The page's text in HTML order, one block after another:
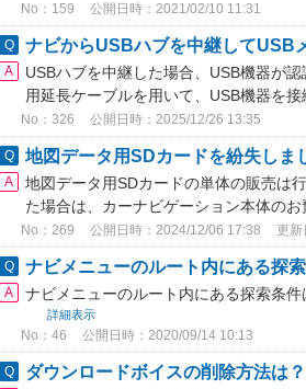
No：159 公開日時：2021/02/10 11:31
ナビからUSBハブを中継してUSB
USBハブを中継した場合、USB機器が
用延長ケーブルを用いて、USB機器を
No：326 公開日時：2025/12/26 13:35
地図データ用SDカードを紛失しま
地図データ用SDカードの単体の販売は
た場合は、カーナビゲーション本体のお
No：269 公開日時：2024/12/06 17:38 更新
ナビメニューのルート内にある探
ナビメニューのルート内にある探索条
詳細表示
No：46 公開日時：2020/09/14 10:13
ダウンロードボイスの削除方法は？